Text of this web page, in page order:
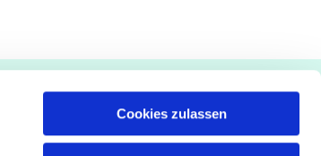
Cookies zulassen